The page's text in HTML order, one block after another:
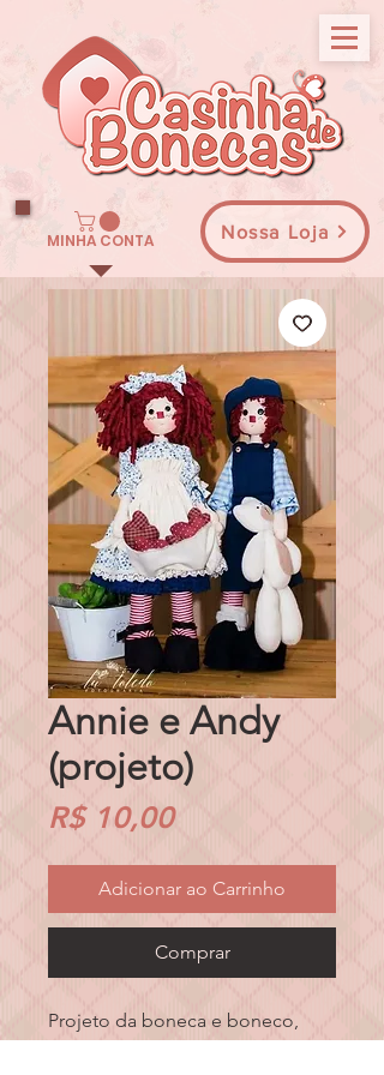
MINHA CONTA Nossa Loja
Annie e Andy
(projeto)
R$ 10,00Preço
Adicionar ao Carrinho
Comprar
Projeto da boneca e boneco,